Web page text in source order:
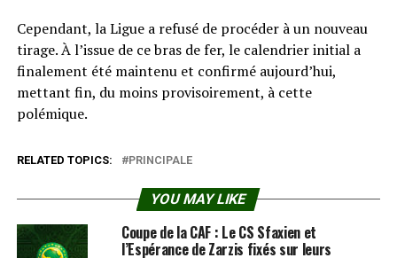
Cependant, la Ligue a refusé de procéder à un nouveau
tirage. À l’issue de ce bras de fer, le calendrier initial a
finalement été maintenu et confirmé aujourd’hui,
mettant fin, du moins provisoirement, à cette
polémique.
RELATED TOPICS: PRINCIPALE
YOU MAY LIKE
Coupe de la CAF : Le CS Sfaxien et
l’Espérance de Zarzis fixés sur leurs